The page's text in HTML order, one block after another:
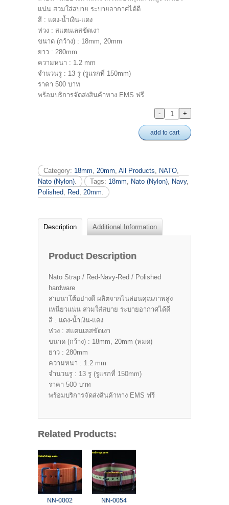
แน่น สวมใส่สบาย ระบายอากาศได้ดี
สี : แดง-น้ำเงิน-แดง
ห่วง : สแตนเลสขัดเงา
ขนาด (กว้าง) : 18mm, 20mm
ยาว : 280mm
ความหนา : 1.2 mm
จำนวนรู : 13 รู (รูแรกที่ 150mm)
ราคา 500 บาท
พร้อมบริการจัดส่งสินค้าทาง EMS ฟรี
add to cart
Category: 18mm 20mm All Products NATO
Nato (Nylon)
Tags: 18mm Nato (Nylon) Navy,
Polished Red 20mm
Description Additional Information
Product Description
Nato Strap / Red-Navy-Red / Polished
hardware
สายนาโต้อย่างดี ผลิตจากไนล่อนคุณภาพสูง
เหนียวแน่น สวมใส่สบาย ระบายอากาศได้ดี
สี : แดง-น้ำเงิน-แดง
ห่วง : สแตนเลสขัดเงา
ขนาด (กว้าง) : 18mm, 20mm (หมด)
ยาว : 280mm
ความหนา : 1.2 mm
จำนวนรู : 13 รู (รูแรกที่ 150mm)
ราคา 500 บาท
พร้อมบริการจัดส่งสินค้าทาง EMS ฟรี
Related Products:
NN-0002 NN-0054